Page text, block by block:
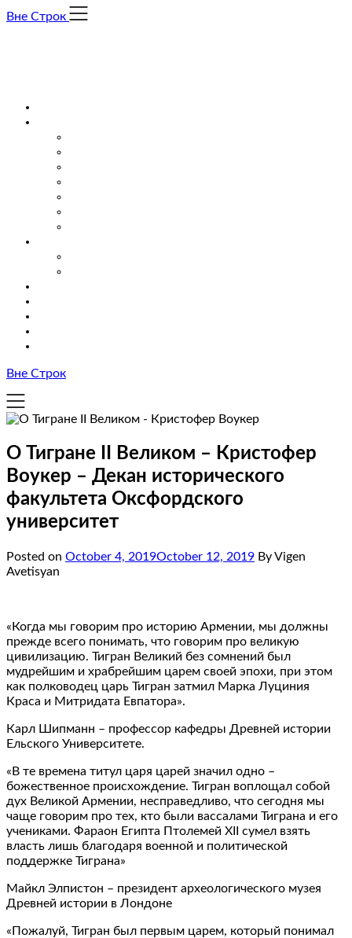
Skip
Вне Строк
Вне Строк
О Тигране II Великом – Кристофер
Воукер – Декан исторического
факультета Оксфордского
университет
Posted on October 4, 2019October 12, 2019 By Vigen
Avetisyan
«Когда мы говорим про историю Армении, мы должны
прежде всего понимать, что говорим про великую
цивилизацию. Тигран Великий без сомнений был
мудрейшим и храбрейшим царем своей эпохи, при этом
как полководец царь Тигран затмил Марка Луциния
Краса и Митридата Евпатора».
Карл Шипманн – профессор кафедры Древней истории
Ельского Университете.
«В те времена титул царя царей значил одно –
божественное происхождение. Тигран воплощал собой
дух Великой Армении, несправедливо, что сегодня мы
чаще говорим про тех, кто были вассалами Тиграна и его
учениками. Фараон Египта Птолемей XII сумел взять
власть лишь благодаря военной и политической
поддержке Тиграна»
Майкл Элпистон – президент археологического музея
Древней истории в Лондоне
«Пожалуй, Тигран был первым царем, который понимал